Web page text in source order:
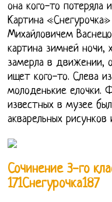
она кого-то потеряла
Картина
Михайловичем
картина зимней ночи,
замерла в движении,
ищет кого-то. Слева
молоденькие елочки.
известных в музее
акварельных
Сочинение 3-го
171Снегурочка187